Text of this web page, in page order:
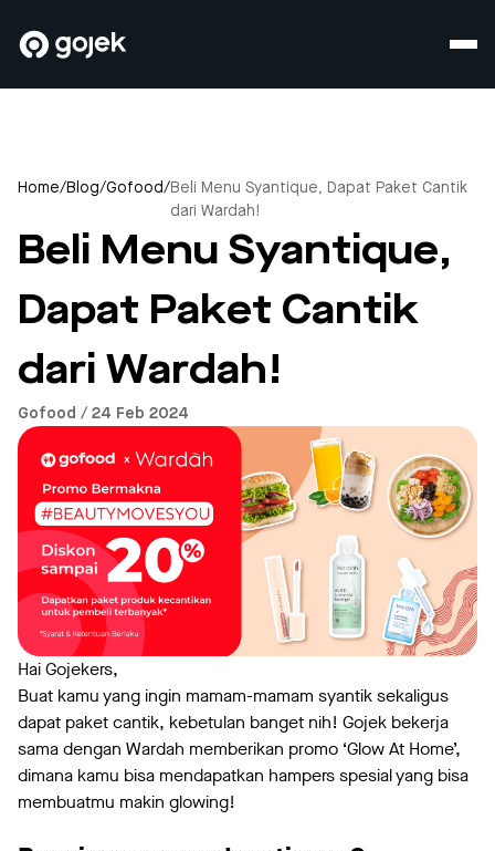
Home/Blog/Gofood/Beli Menu Syantique, Dapat Paket Cantik
dari Wardah!
Beli Menu Syantique,
Dapat Paket Cantik
dari Wardah!
Gofood / 24 Feb 2024
Hai Gojekers,
Buat kamu yang ingin mamam-mamam syantik sekaligus
dapat paket cantik, kebetulan banget nih! Gojek bekerja
sama dengan Wardah memberikan promo ‘Glow At Home’,
dimana kamu bisa mendapatkan hampers spesial yang bisa
membuatmu makin glowing!